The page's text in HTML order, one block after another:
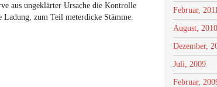
aus ungeklärter Ursache die Kontrolle
Ladung, zum Teil meterdicke Stämme.
Februar,
August, 2010
Dezember,
Juli, 2009
Februar,